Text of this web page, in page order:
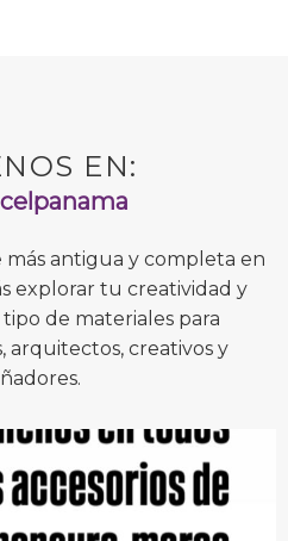
EN:
más antigua y completa en
explorar tu creatividad y
de materiales para
arquitectos, creativos y